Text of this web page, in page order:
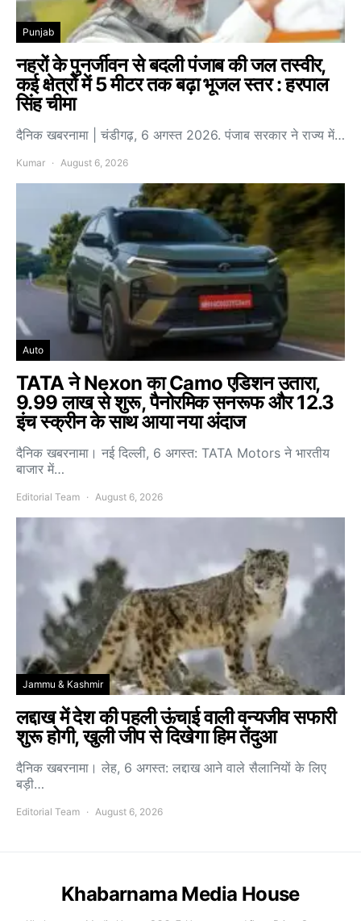
Punjab
नहरों के पुनर्जीवन से बदली पंजाब की जल तस्वीर,
कई क्षेत्रों में 5 मीटर तक बढ़ा भूजल स्तर : हरपाल
सिंह चीमा
दैनिक खबरनामा | चंडीगढ़, 6 अगस्त 2026. पंजाब सरकार ने राज्य में…
Kumar August 6, 2026
Auto
TATA ने Nexon का Camo एडिशन उतारा,
9.99 लाख से शुरू, पैनोरमिक सनरूफ और 12.3
इंच स्क्रीन के साथ आया नया अंदाज
दैनिक खबरनामा। नई दिल्ली, 6 अगस्त: TATA Motors ने भारतीय
बाजार में…
Editorial Team August 6, 2026
Jammu & Kashmir
लद्दाख में देश की पहली ऊंचाई वाली वन्यजीव सफारी
शुरू होगी, खुली जीप से दिखेगा हिम तेंदुआ
दैनिक खबरनामा। लेह, 6 अगस्त: लद्दाख आने वाले सैलानियों के लिए
बड़ी…
Editorial Team August 6, 2026
Khabarnama Media House